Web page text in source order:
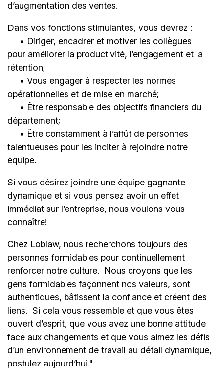
d’augmentation des ventes.
Dans vos fonctions stimulantes, vous devrez :
• Diriger, encadrer et motiver les collègues
pour améliorer la productivité, l’engagement et la
rétention;
• Vous engager à respecter les normes
opérationnelles et de mise en marché;
• Être responsable des objectifs financiers du
département;
• Être constamment à l’affût de personnes
talentueuses pour les inciter à rejoindre notre
équipe.
Si vous désirez joindre une équipe gagnante
dynamique et si vous pensez avoir un effet
immédiat sur l’entreprise, nous voulons vous
connaître!
Chez Loblaw, nous recherchons toujours des
personnes formidables pour continuellement
renforcer notre culture. Nous croyons que les
gens formidables façonnent nos valeurs, sont
authentiques, bâtissent la confiance et créent des
liens. Si cela vous ressemble et que vous êtes
ouvert d’esprit, que vous avez une bonne attitude
face aux changements et que vous aimez les défis
d’un environnement de travail au détail dynamique,
postulez aujourd’hui."